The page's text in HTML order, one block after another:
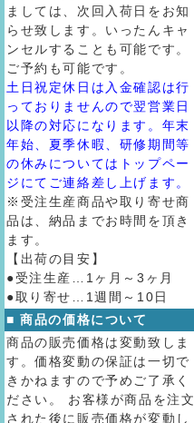
ましては、次回入荷日をお知
らせ致します。いったんキャ
ンセルすることも可能です。
ご予約も可能です。
土日祝定休日は入金確認は行
っておりませんので翌営業日
以降の対応になります。年末
年始、夏季休暇、研修期間等
の休みについてはトップペー
ジにてご連絡差し上げます。
※受注生産商品や取り寄せ商
品は、納品までお時間を頂き
ます。
【出荷の目安】
●受注生産…1ヶ月～3ヶ月
●取り寄せ…1週間～10日
■ 商品の価格について
商品の販売価格は変動致しま
す。価格変動の保証は一切で
きかねますので予めご了承く
ださい。 お客様が商品を注文
された後に販売価格が変動し